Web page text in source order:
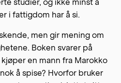
studier, og ikke minst å
i fattigdom har å si.
men gir mening om
Boken svarer på
en mann fra Marokko
å spise? Hvorfor bruker